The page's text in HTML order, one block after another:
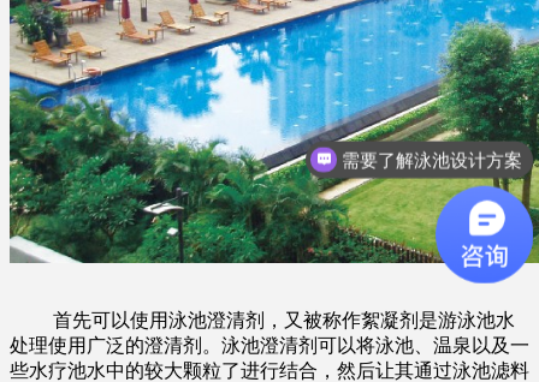
首先可以使用泳池澄清剂，又被称作絮凝剂是游泳池水
处理使用广泛的澄清剂。泳池澄清剂可以将泳池、温泉以及一
些水疗池水中的较大颗粒了进行结合，然后让其通过泳池滤料
需要了解泳池设计方案